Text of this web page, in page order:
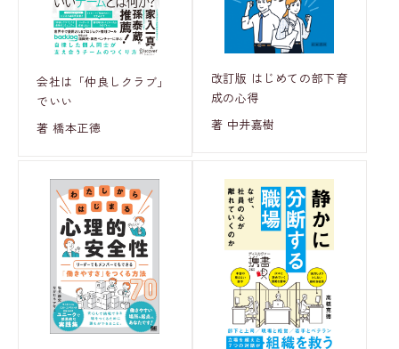
会社は「仲良しクラブ」
でいい
著 橋本正徳
改訂版 はじめての部下育
成の心得
著 中井嘉樹